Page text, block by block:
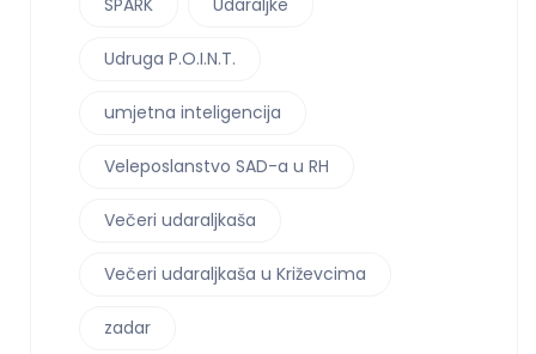
SPARK Udaraljke
Udruga P.O.I.N.T.
umjetna inteligencija
Veleposlanstvo SAD-a u RH
Večeri udaraljkaša
Večeri udaraljkaša u Križevcima
zadar